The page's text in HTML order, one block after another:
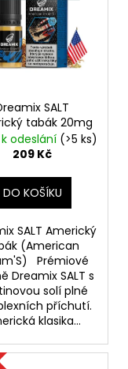
SALT
tabák 20mg
odeslání (>5 ks)
209 Kč
DO KOŠÍKU
SALT Americký
(American
Prémiové
Dreamix SALT s
solí plné
příchutí.
klasika...